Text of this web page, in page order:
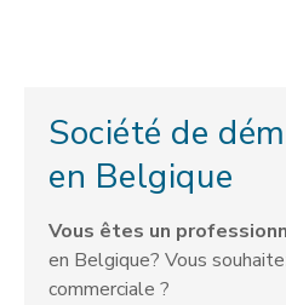
Société de
en Belgique
Vous êtes un
en Belgique? Vous
commerciale ?